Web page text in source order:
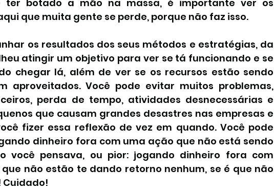
ter botado a mão na massa, é importante ver os
que muita gente se perde, porque não faz isso.
os resultados dos seus métodos e estratégias, da
atingir um objetivo para ver se tá funcionando e se
chegar lá, além de ver se os recursos estão sendo
aproveitados. Você pode evitar muitos problemas,
perda de tempo, atividades desnecessárias e
que causam grandes desastres nas empresas e
fizer essa reflexão de vez em quando. Você pode
dinheiro fora com uma ação que não está sendo
você pensava, ou pior: jogando dinheiro fora com
não estão te dando retorno nenhum, se é que não
Cuidado!